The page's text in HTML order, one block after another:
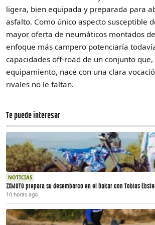
ligera, bien equipada y preparada para
asfalto. Como único aspecto susceptible
mayor oferta de neumáticos montados
enfoque más campero potenciaría
capacidades off-road de un conjunto
equipamiento, nace con una clara
rivales no le faltan.
Te puede interesar
NOTICIAS
ZXMOTO prepara su desembarco en el Dakar con Tobias
10 horas ago